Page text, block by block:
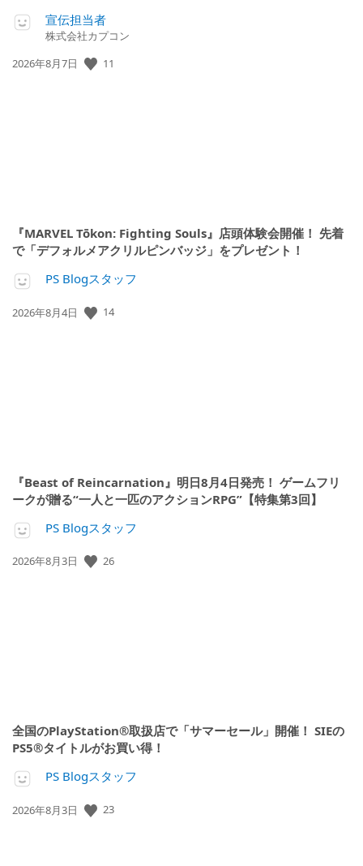
宣伝担当者
株式会社カプコン
公
2026年8月7日 11
『MARVEL Tōkon: Fighting Souls』店頭体験会開催！ 先着
で「デフォルメアクリルピンバッジ」をプレゼント！
PS Blogスタッフ
公
2026年8月4日 14
『Beast of Reincarnation』明日8月4日発売！ ゲームフリ
ークが贈る“一人と一匹のアクションRPG”【特集第3回】
PS Blogスタッフ
公
2026年8月3日 26
全国のPlayStation®取扱店で「サマーセール」開催！ SIEの
PS5®タイトルがお買い得！
PS Blogスタッフ
公
2026年8月3日 23